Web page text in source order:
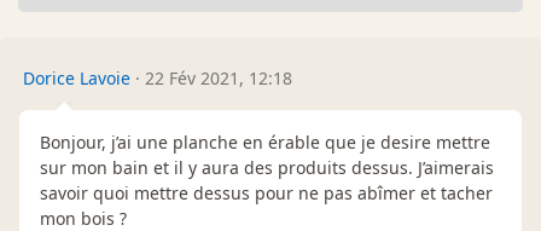
Dorice Lavoie · 22 Fév 2021, 12:18
Bonjour, j’ai une planche en érable que je desire mettre
sur mon bain et il y aura des produits dessus. J’aimerais
savoir quoi mettre dessus pour ne pas abîmer et tacher
mon bois ?